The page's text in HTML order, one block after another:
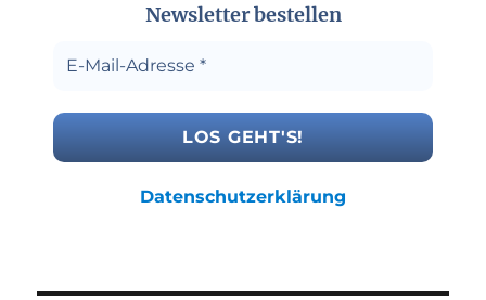
Newsletter bestellen
Datenschutzerklärung